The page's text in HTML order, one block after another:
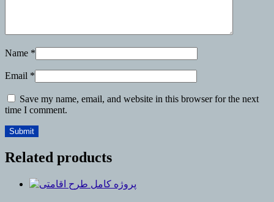
Name *
Email *
Save my name, email, and website in this browser for the next
time I comment.
Related products